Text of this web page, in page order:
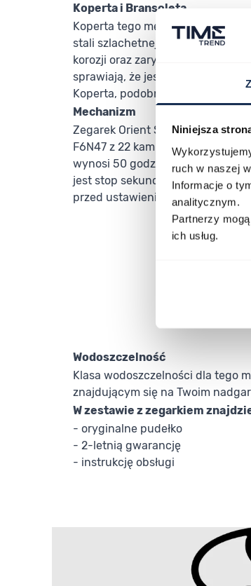
Niniejsza
ruch w naszej
Informacje o
analitycznym.
Partnerzy
ich usług.
Koperta i Bransoleta
Koperta tego męskiego zegarka z
stali szlachetnej 316 L, która
korozji oraz zarysowania.
sprawiają, że jest idealnym
Koperta, podobnie jak bransoleta,
Mechanizm
Zegarek Orient Star posiada
F6N47 z 22 kamieniami
wynosi 50 godzin. Wartą
jest stop sekunda. Pozwala ona
przed ustawieniem aktualnej pory.
Wodoszczelność
Klasa wodoszczelności dla tego
znajdującym się na Twoim
W zestawie z zegarkiem
- oryginalne pudełko
- 2-letnią gwarancję
- instrukcję obsługi